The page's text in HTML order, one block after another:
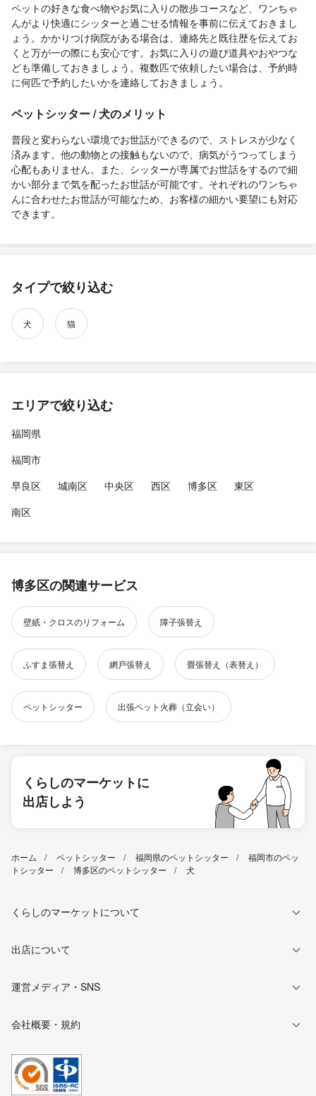
ペットの好きな食べ物やお気に入りの散歩コースなど、ワンちゃ
んがより快適にシッターと過ごせる情報を事前に伝えておきまし
ょう。かかりつけ病院がある場合は、連絡先と既往歴を伝えてお
くと万が一の際にも安心です。お気に入りの遊び道具やおやつな
ども準備しておきましょう。複数匹で依頼したい場合は、予約時
に何匹で予約したいかを連絡しておきましょう。
ペットシッター / 犬のメリット
普段と変わらない環境でお世話ができるので、ストレスが少なく
済みます。他の動物との接触もないので、病気がうつってしまう
心配もありません。また、シッターが専属でお世話をするので細
かい部分まで気を配ったお世話が可能です。それぞれのワンちゃ
んに合わせたお世話が可能なため、お客様の細かい要望にも対応
できます。
タイプで絞り込む
犬 猫
エリアで絞り込む
福岡県
福岡市
早良区
城南区 中央区 西区 博多区
東区
南区
博多区の関連サービス
壁紙・クロスのリフォーム 障子張替え
ふすま張替え 網戸張替え 畳張替え（表替え）
ペットシッター 出張ペット火葬（立会い）
くらしのマーケットに
出店しよう
ホーム ペットシッター 福岡県のペットシッター
福岡市のペッ
トシッター
博多区のペットシッター 犬
くらしのマーケットについて
出店について
運営メディア・SNS
会社概要・規約